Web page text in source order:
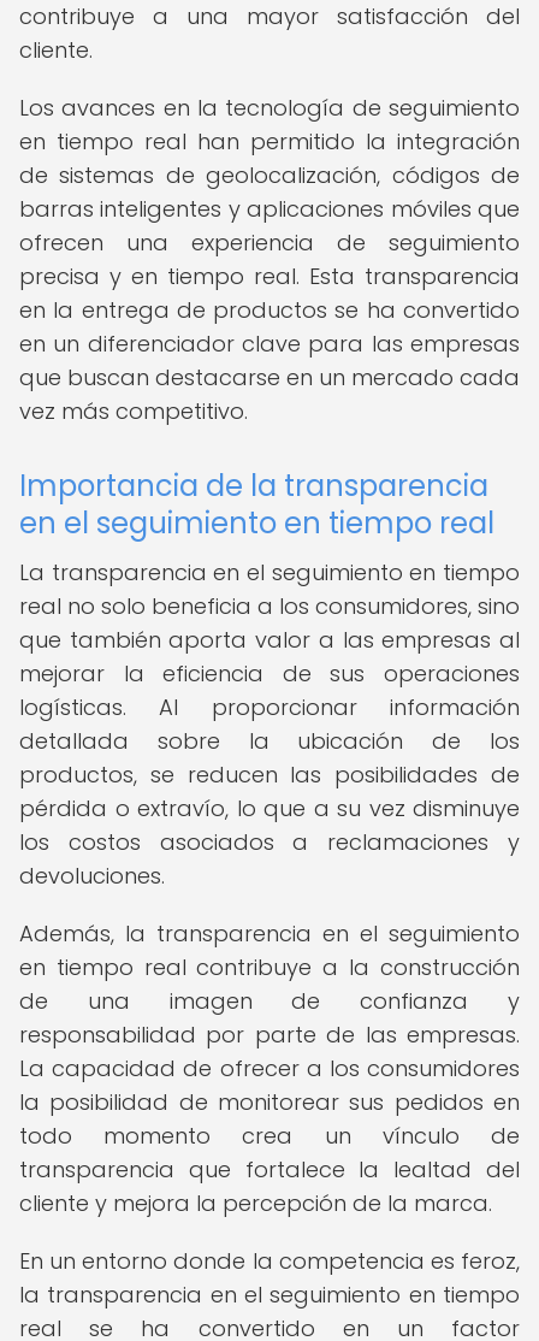
contribuye a una mayor satisfacción del
cliente.
Los avances en la tecnología de seguimiento
en tiempo real han permitido la integración
de sistemas de geolocalización, códigos de
barras inteligentes y aplicaciones móviles que
ofrecen una experiencia de seguimiento
precisa y en tiempo real. Esta transparencia
en la entrega de productos se ha convertido
en un diferenciador clave para las empresas
que buscan destacarse en un mercado cada
vez más competitivo.
Importancia de la transparencia
en el seguimiento en tiempo real
La transparencia en el seguimiento en tiempo
real no solo beneficia a los consumidores, sino
que también aporta valor a las empresas al
mejorar la eficiencia de sus operaciones
logísticas. Al proporcionar información
detallada sobre la ubicación de los
productos, se reducen las posibilidades de
pérdida o extravío, lo que a su vez disminuye
los costos asociados a reclamaciones y
devoluciones.
Además, la transparencia en el seguimiento
en tiempo real contribuye a la construcción
de una imagen de confianza y
responsabilidad por parte de las empresas.
La capacidad de ofrecer a los consumidores
la posibilidad de monitorear sus pedidos en
todo momento crea un vínculo de
transparencia que fortalece la lealtad del
cliente y mejora la percepción de la marca.
En un entorno donde la competencia es feroz,
la transparencia en el seguimiento en tiempo
real se ha convertido en un factor